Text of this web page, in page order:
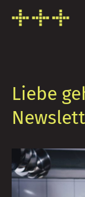
Inhalt
Liebe